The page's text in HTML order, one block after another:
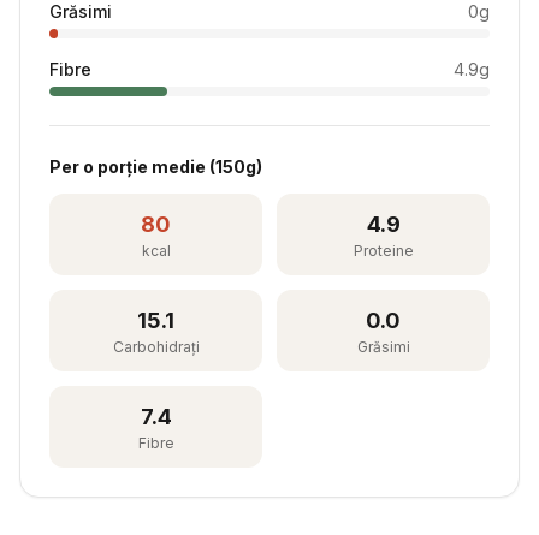
Grăsimi 0g
Fibre 4.9g
Per o porție medie (150g)
80
kcal
4.9
Proteine
15.1
Carbohidrați
0.0
Grăsimi
7.4
Fibre